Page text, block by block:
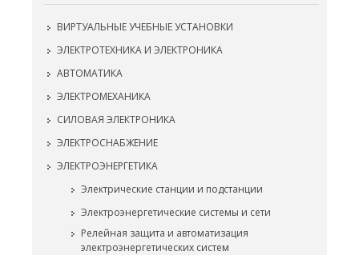
ВИРТУАЛЬНЫЕ УЧЕБНЫЕ УСТАНОВКИ
ЭЛЕКТРОТЕХНИКА И ЭЛЕКТРОНИКА
АВТОМАТИКА
ЭЛЕКТРОМЕХАНИКА
СИЛОВАЯ ЭЛЕКТРОНИКА
ЭЛЕКТРОСНАБЖЕНИЕ
ЭЛЕКТРОЭНЕРГЕТИКА
Электрические станции и подстанции
Электроэнергетические системы и сети
Релейная защита и автоматизация
электроэнергетических систем